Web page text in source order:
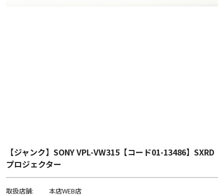
【ジャンク】SONY VPL-VW315【コード01-13486】SXRD
プロジェクター
取扱店舗:
本店WEB店